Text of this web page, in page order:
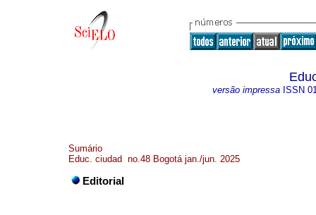
versão impressa ISSN
Sumário
Educ. ciudad no.48 Bogotá jan./jun. 2025
Editorial